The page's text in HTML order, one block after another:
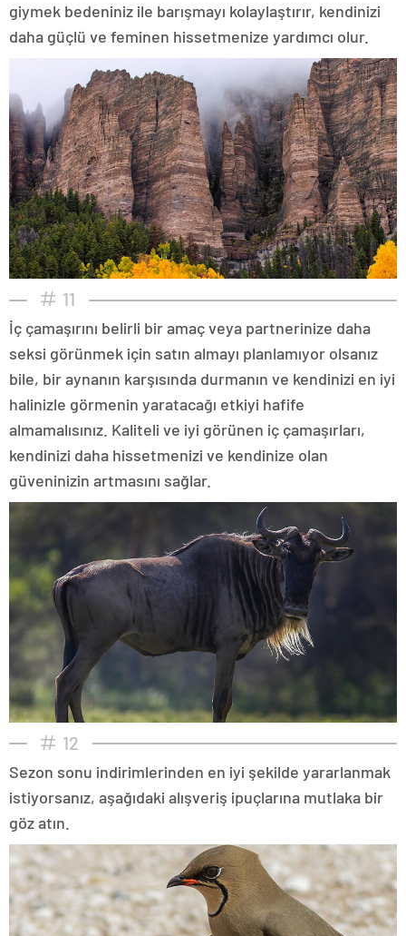
giymek bedeniniz ile barışmayı kolaylaştırır, kendinizi
daha güçlü ve feminen hissetmenize yardımcı olur.
11
İç çamaşırını belirli bir amaç veya partnerinize daha
seksi görünmek için satın almayı planlamıyor olsanız
bile, bir aynanın karşısında durmanın ve kendinizi en iyi
halinizle görmenin yaratacağı etkiyi hafife
almamalısınız. Kaliteli ve iyi görünen iç çamaşırları,
kendinizi daha hissetmenizi ve kendinize olan
güveninizin artmasını sağlar.
12
Sezon sonu indirimlerinden en iyi şekilde yararlanmak
istiyorsanız, aşağıdaki alışveriş ipuçlarına mutlaka bir
göz atın.